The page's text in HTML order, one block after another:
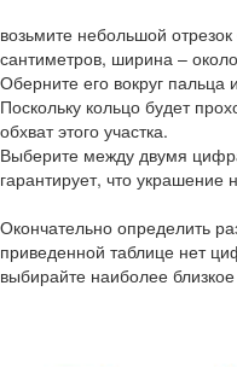
возьмите небольшой
сантиметров, ширина –
Оберните его вокруг пальца
Поскольку кольцо будет
обхват этого участка.
Выберите между двумя
гарантирует, что украшение
Окончательно определить
приведенной таблице нет
выбирайте наиболее